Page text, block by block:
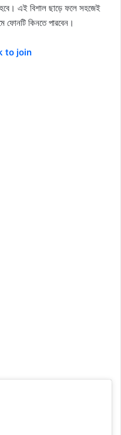
এই বিশাল ছাড়ে ফলে সহজেই
ফোনটি কিনতে পারবেন।
to join